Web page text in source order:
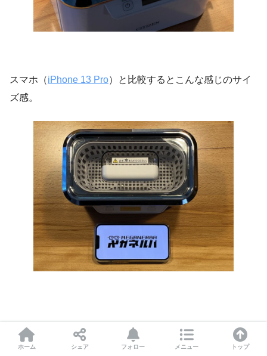
スマホ（iPhone 13 Pro）と比較するとこんな感じのサイ
ズ感。
重さはそれぞれ以下になります。
ホーム シェア フォロー メニュー トップ